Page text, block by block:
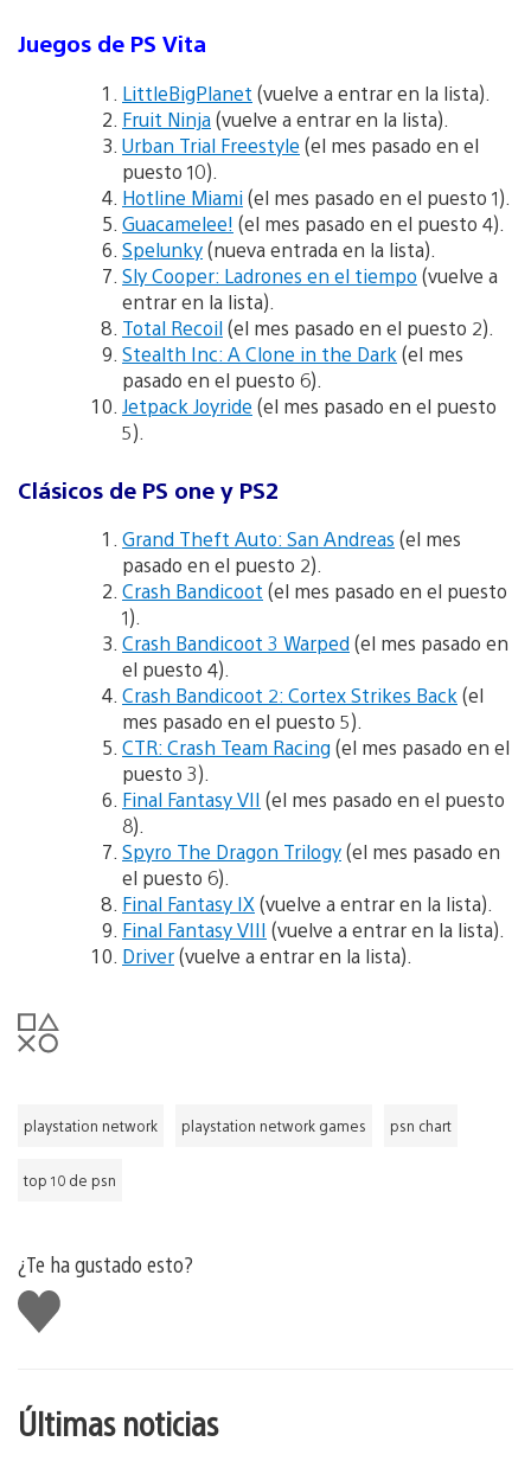
Juegos de PS Vita
LittleBigPlanet (vuelve a entrar en la lista).
Fruit Ninja(vuelve a entrar en la lista).
Urban Trial Freestyle (el mes pasado en el
puesto 10).
Hotline Miami(el mes pasado en el puesto 1).
Guacamelee! (el mes pasado en el puesto 4).
Spelunky(nueva entrada en la lista).
Sly Cooper: Ladrones en el tiempo (vuelve a
entrar en la lista).
Total Recoil(el mes pasado en el puesto 2).
Stealth Inc: A Clone in the Dark (el mes
pasado en el puesto 6).
Jetpack Joyride (el mes pasado en el puesto
5).
Clásicos de PS one y PS2
Grand Theft Auto: San Andreas (el mes
pasado en el puesto 2).
Crash Bandicoot (el mes pasado en el puesto
1).
Crash Bandicoot 3 Warped (el mes pasado en
el puesto 4).
Crash Bandicoot 2: Cortex Strikes Back(el
mes pasado en el puesto 5).
CTR: Crash Team Racing (el mes pasado en el
puesto 3).
Final Fantasy VII (el mes pasado en el puesto
8).
Spyro The Dragon Trilogy(el mes pasado en
el puesto 6).
Final Fantasy IX(vuelve a entrar en la lista).
Final Fantasy VIII (vuelve a entrar en la lista).
Driver(vuelve a entrar en la lista).
playstation network playstation network games psn chart
top 10 de psn
¿Te ha gustado esto?
Me
gusta
Últimas noticias